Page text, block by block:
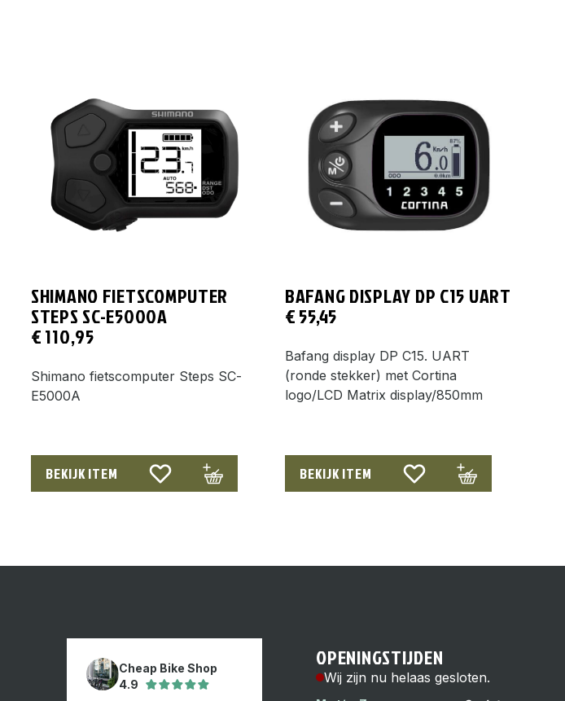
SHIMANO FIETSCOMPUTER
STEPS SC-E5000A
€110,95
Shimano fietscomputer Steps SC-
E5000A
BEKIJK ITEM
BAFANG DISPLAY DP C15 UART
€55,45
Bafang display DP C15. UART
(ronde stekker) met Cortina
logo/LCD Matrix display/850mm
BEKIJK ITEM
Cheap Bike Shop
4.9
OPENINGSTIJDEN
Wij zijn nu helaas gesloten.